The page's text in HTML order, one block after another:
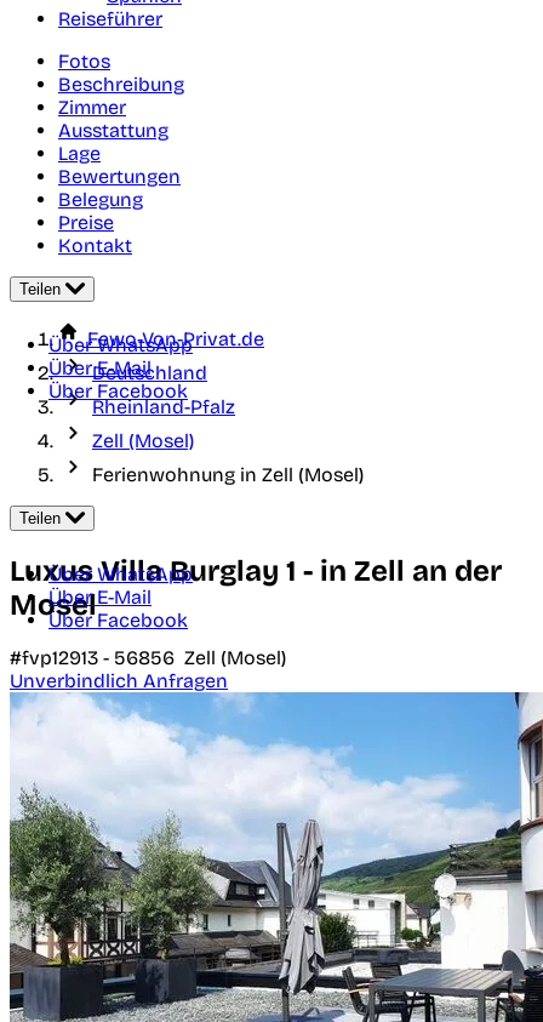
Reiseführer
Fotos
Beschreibung
Zimmer
Ausstattung
Lage
Bewertungen
Belegung
Preise
Kontakt
Teilen
Über WhatsApp
Über E-Mail
Über Facebook
Fewo-Von-Privat.de
Deutschland
Rheinland-Pfalz
Zell (Mosel)
Ferienwohnung in Zell (Mosel)
Teilen
Über WhatsApp
Über E-Mail
Über Facebook
Luxus Villa Burglay 1 - in Zell an der
Mosel
#fvp12913 - 56856 Zell (Mosel)
Unverbindlich Anfragen